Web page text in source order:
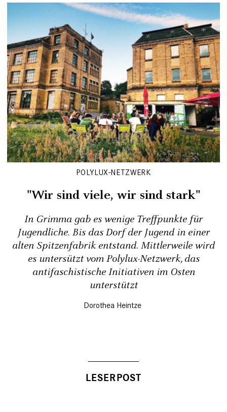
POLYLUX-NETZWERK
"Wir sind viele‚ wir sind stark"
In Grimma gab es wenige Treffpunkte für
Jugendliche. Bis das Dorf der ­Jugend in einer
alten Spitzenfabrik entstand. Mittlerweile wird
es untersützt vom Polylux-Netzwerk, das
antifaschistische Initiativen im Osten
unterstützt
Dorothea Heintze